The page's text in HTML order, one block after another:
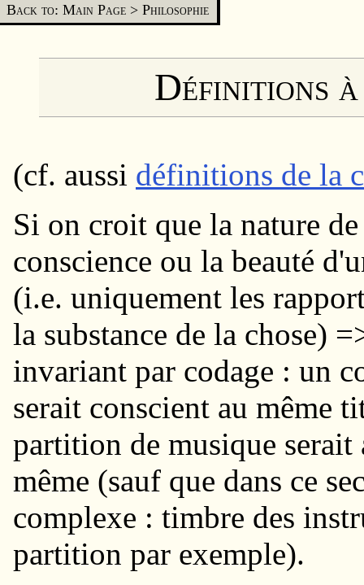
Back to: Main Page >Philosophie
Définitions à
(cf. aussi définitions de la
Si on croit que la nature
conscience ou la beauté
(i.e. uniquement les
la substance de la chose)
invariant par codage : un
serait conscient au même
partition de musique
même (sauf que dans ce
complexe : timbre des
partition par exemple).